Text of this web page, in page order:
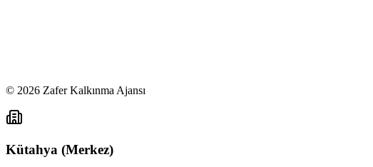
© 2026 Zafer Kalkınma Ajansı
Kütahya (Merkez)